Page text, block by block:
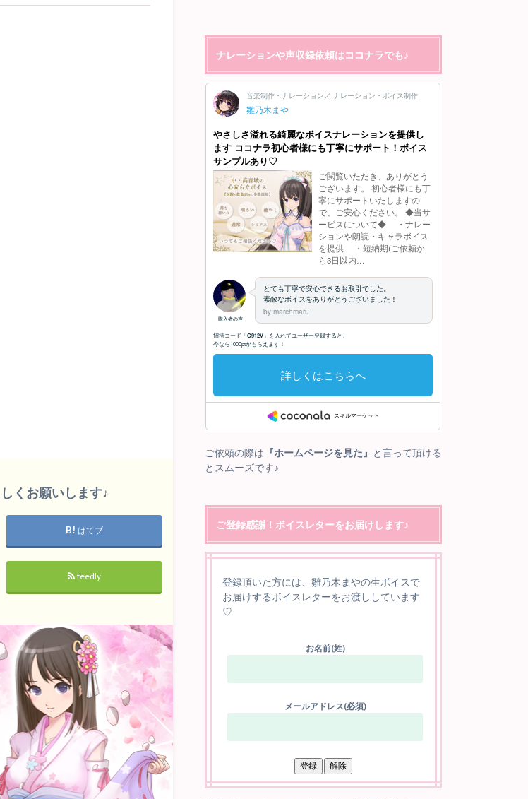
くお願いします♪
はてブ
feedly
ナレーションや声収録依頼はココナラでも♪
ご依頼の際は 『ホームページを見た』 と言って頂ける
とスムーズです♪
ご登録感謝！ボイスレターをお届けします♪
登録頂いた方には、雛乃木まやの生ボイスで
お届けするボイスレターをお渡ししています
♡
お名前(姓)
メールアドレス(必須)